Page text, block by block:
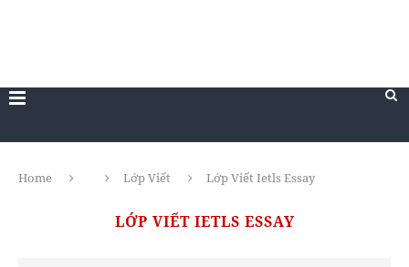
Home Lớp Viết Lớp Viết Ietls Essay
LỚP VIẾT IETLS ESSAY